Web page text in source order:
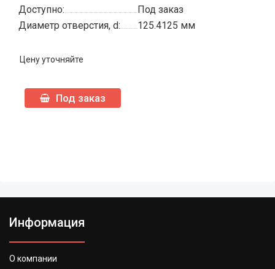
Доступно:
Под заказ
Диаметр отверстия, d:
125.4125 мм
Цену уточняйте
Под заказ
Информация
О компании